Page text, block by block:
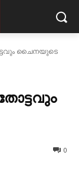
ചൈനയുടെ
0